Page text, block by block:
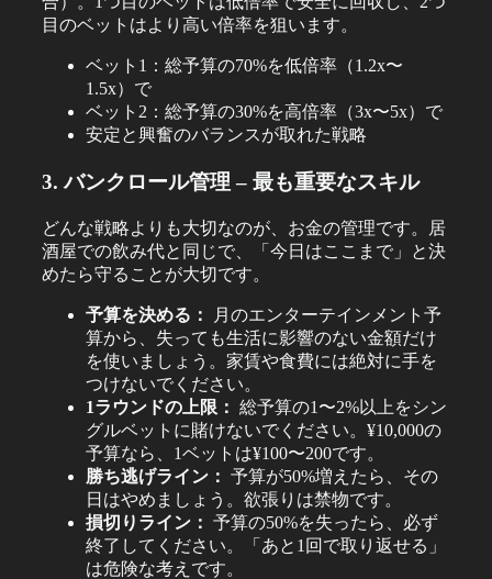
目のベットはより高い倍率を狙います。
ベット1：総予算の70%を低倍率（1.2x〜
1.5x）で
ベット2：総予算の30%を高倍率（3x〜5x）で
安定と興奮のバランスが取れた戦略
3. バンクロール管理 – 最も重要なスキル
どんな戦略よりも大切なのが、お金の管理です。居
酒屋での飲み代と同じで、「今日はここまで」と決
めたら守ることが大切です。
予算を決める：
月のエンターテインメント予
算から、失っても生活に影響のない金額だけ
を使いましょう。家賃や食費には絶対に手を
つけないでください。
1ラウンドの上限： 総予算の1〜2%以上をシン
グルベットに賭けないでください。¥10,000の
予算なら、1ベットは¥100〜200です。
勝ち逃げライン： 予算が50%増えたら、その
日はやめましょう。欲張りは禁物です。
損切りライン： 予算の50%を失ったら、必ず
終了してください。「あと1回で取り返せる」
は危険な考えです。